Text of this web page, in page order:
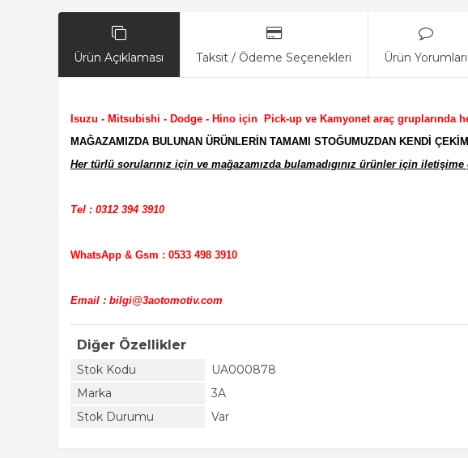
Ürün Açıklaması Taksit / Ödeme Seçenekleri Ürün Yorumları
Isuzu - Mitsubishi - Dodge - Hino için Pick-up ve Kamyonet araç gruplarında
MAĞAZAMIZDA BULUNAN ÜRÜNLERİN TAMAMI STOĞUMUZDAN KENDİ
Her türlü sorularınız için ve mağazamızda bulamadıgınız ürünler için
Tel : 0312 394 3910
WhatsApp & Gsm : 0533 498 3910
Email : bilgi@3aotomotiv.com
Diğer Özellikler
Stok Kodu
UA000878
Marka
3A
Stok Durumu
Var